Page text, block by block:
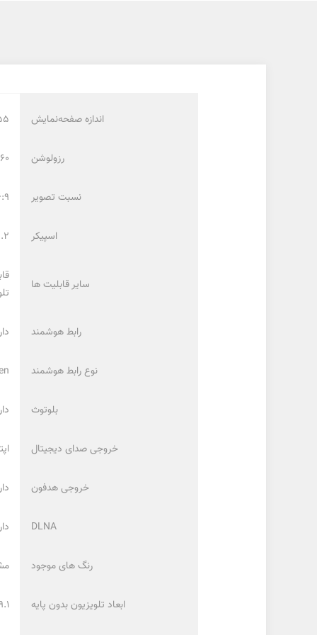
اندازه صفحه‌نمایش 55
رزولوشن 2160
نسبت تصویر
اسپیکر 2.2
سایر قابلیت ها
رابط هوشمند
نوع رابط هوشمند
بلوتوث
خروجی صدای دیجیتال
خروجی هدفون
DLNA
رنگ های موجود
ابعاد تلویزیون بدون پایه 9.1 × 71.3 ×